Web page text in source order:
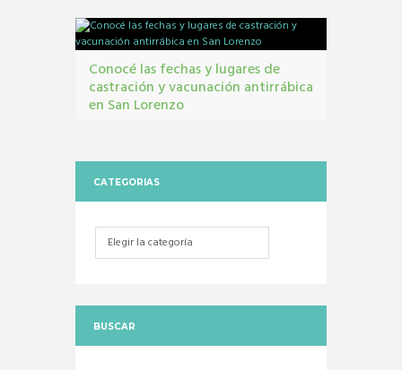
Unificado
Conocé las fechas y lugares de
castración y vacunación antirrábica
en San Lorenzo
CATEGORIAS
Categorias
BUSCAR